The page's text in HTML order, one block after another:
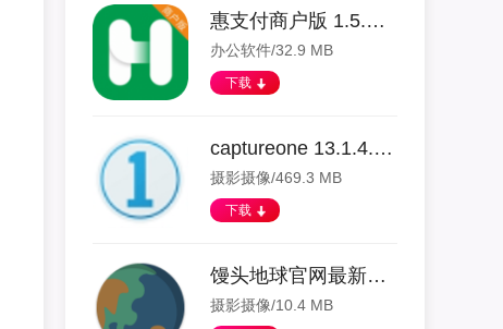
惠支付商户版 1.5.2 安卓版
办公软件/32.9 MB
下载
captureone 13.1.4.3 安卓版
摄影摄像/469.3 MB
下载
馒头地球官网最新版 1.12.0 安卓版
摄影摄像/10.4 MB